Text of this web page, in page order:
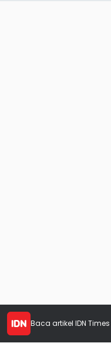
Baca artikel IDN Times